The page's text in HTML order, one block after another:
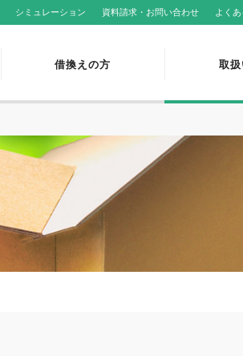
シミュレーション 資料請求・お問い合わせ よく
借換えの方 取